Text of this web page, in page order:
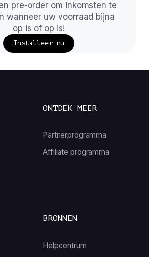
pre-order om inkomsten te
wanneer uw voorraad bijna
op is of op is!
Installeer nu
BRONNEN
Helpcentrum
ONTDEK MEER
Partnerprogramma
Affiliate programma